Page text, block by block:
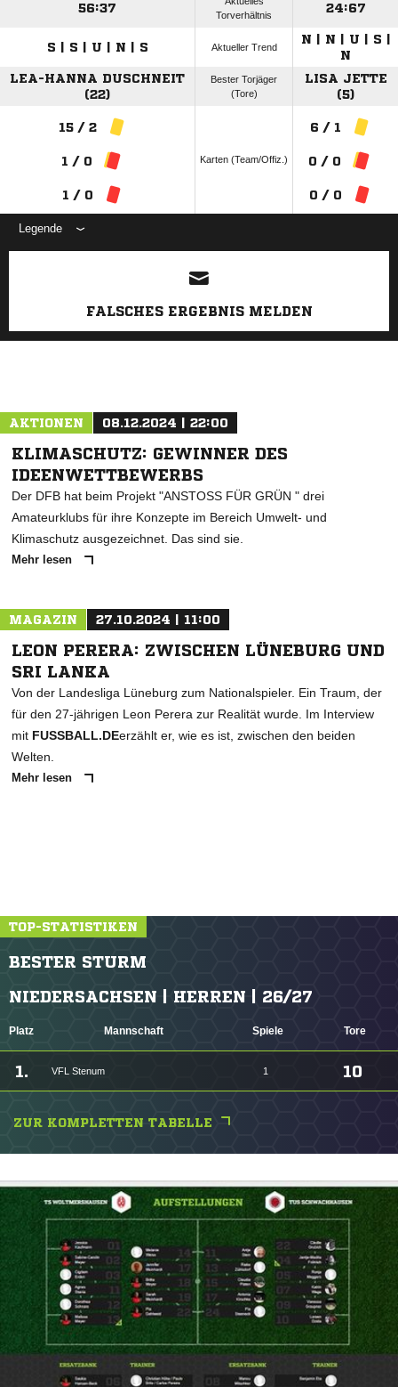
56:37
Torverhältnis
24:67
S | S | U | N | S Aktueller Trend
N | N | U | S |
N
LEA-HANNA DUSCHNEIT
(22)
Bester Torjäger
(Tore)
LISA JETTE
(5)
15 / 2
1 / 0
1 / 0
Karten (Team/Offiz.)
6 / 1
0 / 0
0 / 0
Legende
ANZEIGE
FALSCHES ERGEBNIS MELDEN
AKTIONEN 08.12.2024 | 22:00
KLIMASCHUTZ: GEWINNER DES
IDEENWETTBEWERBS
Der DFB hat beim Projekt "ANSTOSS FÜR GRÜN " drei
Amateurklubs für ihre Konzepte im Bereich Umwelt- und
Klimaschutz ausgezeichnet. Das sind sie.
Mehr lesen
MAGAZIN 27.10.2024 | 11:00
LEON PERERA: ZWISCHEN LÜNEBURG UND
SRI LANKA
Von der Landesliga Lüneburg zum Nationalspieler. Ein Traum, der
für den 27-jährigen Leon Perera zur Realität wurde. Im Interview
mit FUSSBALL.DEerzählt er, wie es ist, zwischen den beiden
Welten.
Mehr lesen
TOP-STATISTIKEN
BESTER STURM
NIEDERSACHSEN | HERREN | 26/27
Platz Mannschaft Spiele Tore
1. VFL Stenum 1 10
ZUR KOMPLETTEN TABELLE